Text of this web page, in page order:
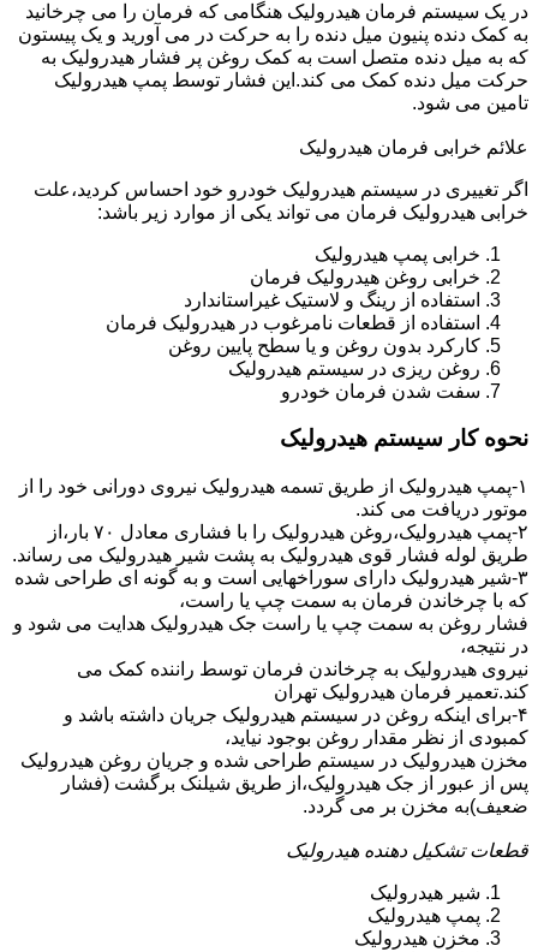
در یک سیستم فرمان هیدرولیک هنگامی که فرمان را می چرخانید
به کمک دنده پنیون میل دنده را به حرکت در می آورید و یک پیستون
که به میل دنده متصل است به کمک روغن پر فشار هیدرولیک به
حرکت میل دنده کمک می کند.این فشار توسط پمپ هیدرولیک
تامین می شود.
علائم خرابی فرمان هیدرولیک
اگر تغییری در سیستم هیدرولیک خودرو خود احساس کردید،علت
خرابی هیدرولیک فرمان می تواند یکی از موارد زیر باشد:
خرابی پمپ هیدرولیک
خرابی روغن هیدرولیک فرمان
استفاده از رینگ و لاستیک غیراستاندارد
استفاده از قطعات نامرغوب در هیدرولیک فرمان
کارکرد بدون روغن و یا سطح پایین روغن
روغن ریزی در سیستم هیدرولیک
سفت شدن فرمان خودرو
نحوه کار سیستم هیدرولیک
۱-پمپ هیدرولیک از طریق تسمه هیدرولیک نیروی دورانی خود را از
موتور دریافت می کند.
۲-پمپ هیدرولیک،روغن هیدرولیک را با فشاری معادل ۷۰ بار،از
طریق لوله فشار قوی هیدرولیک به پشت شیر هیدرولیک می رساند.
۳-شیر هیدرولیک دارای سوراخهایی است و به گونه ای طراحی شده
که با چرخاندن فرمان به سمت چپ یا راست،
فشار روغن به سمت چپ یا راست جک هیدرولیک هدایت می شود و
در نتیجه،
نیروی هیدرولیک به چرخاندن فرمان توسط راننده کمک می
کند.تعمیر فرمان هیدرولیک تهران
۴-برای اینکه روغن در سیستم هیدرولیک جریان داشته باشد و
کمبودی از نظر مقدار روغن بوجود نیاید،
مخزن هیدرولیک در سیستم طراحی شده و جریان روغن هیدرولیک
پس از عبور از جک هیدرولیک،از طریق شیلنک برگشت (فشار
ضعیف)به مخزن بر می گردد.
قطعات تشکیل دهنده هیدرولیک
شیر هیدرولیک
پمپ هیدرولیک
مخزن هیدرولیک